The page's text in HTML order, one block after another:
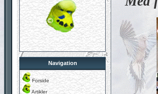
Navigation
Forside
Artikler